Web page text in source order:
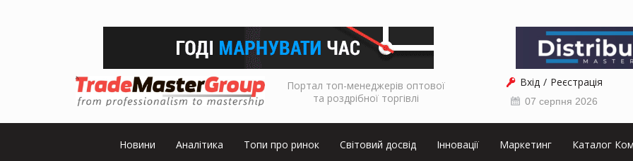
Портал топ-менеджерів оптової
та роздрібної торгівлі
Вхід Реєстрація
07 серпня 2026
Новини Аналітика Топи про ринок Світовий досвід Інновації Маркетинг Каталог